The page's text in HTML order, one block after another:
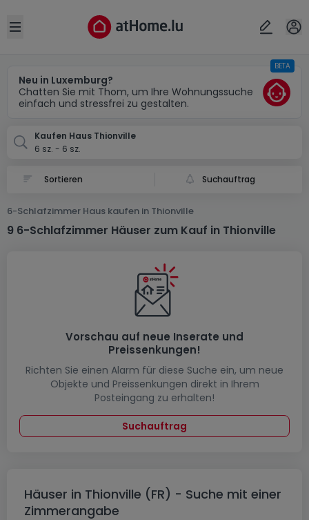
Open sidebar
Neu in Luxemburg?
Chatten Sie mit Thom, um Ihre Wohnungssuche
einfach und stressfrei zu gestalten.
BETA
Kaufen Haus Thionville
6 sz. - 6 sz.
Suchauftrag
6-Schlafzimmer Haus kaufen in Thionville
9 6-Schlafzimmer Häuser zum Kauf in Thionville
Vorschau auf neue Inserate und
Preissenkungen!
Richten Sie einen Alarm für diese Suche ein, um neue
Objekte und Preissenkungen direkt in Ihrem
Posteingang zu erhalten!
Suchauftrag
Häuser in Thionville (FR) - Suche mit einer
Zimmerangabe
Ort
Abbrechen ok